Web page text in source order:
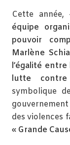
Cette année,
équipe
pouvoir
Marlène
l’égalité
lutte contre
symbolique
des violences
« Grande